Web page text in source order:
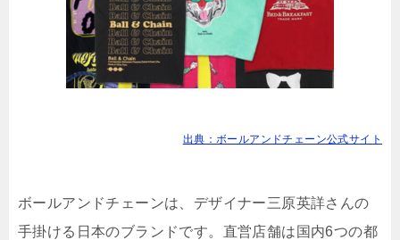
出典：ボールアンドチェーン公式サイト
ボールアンドチェーンは、デザイナー三原英詳さんの
手掛ける日本のブランドです。直営店舗は国内6つの都